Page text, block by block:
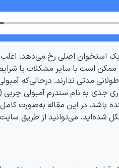
استخوان اصلی رخ می‌دهد. اغلب
است با سایر مشکلات یا شرایط
طولانی مدتی ندارند. درحالی‌که
باشد. در این مقاله به‌صورت
شده‌اید، می‌توانید از طریق